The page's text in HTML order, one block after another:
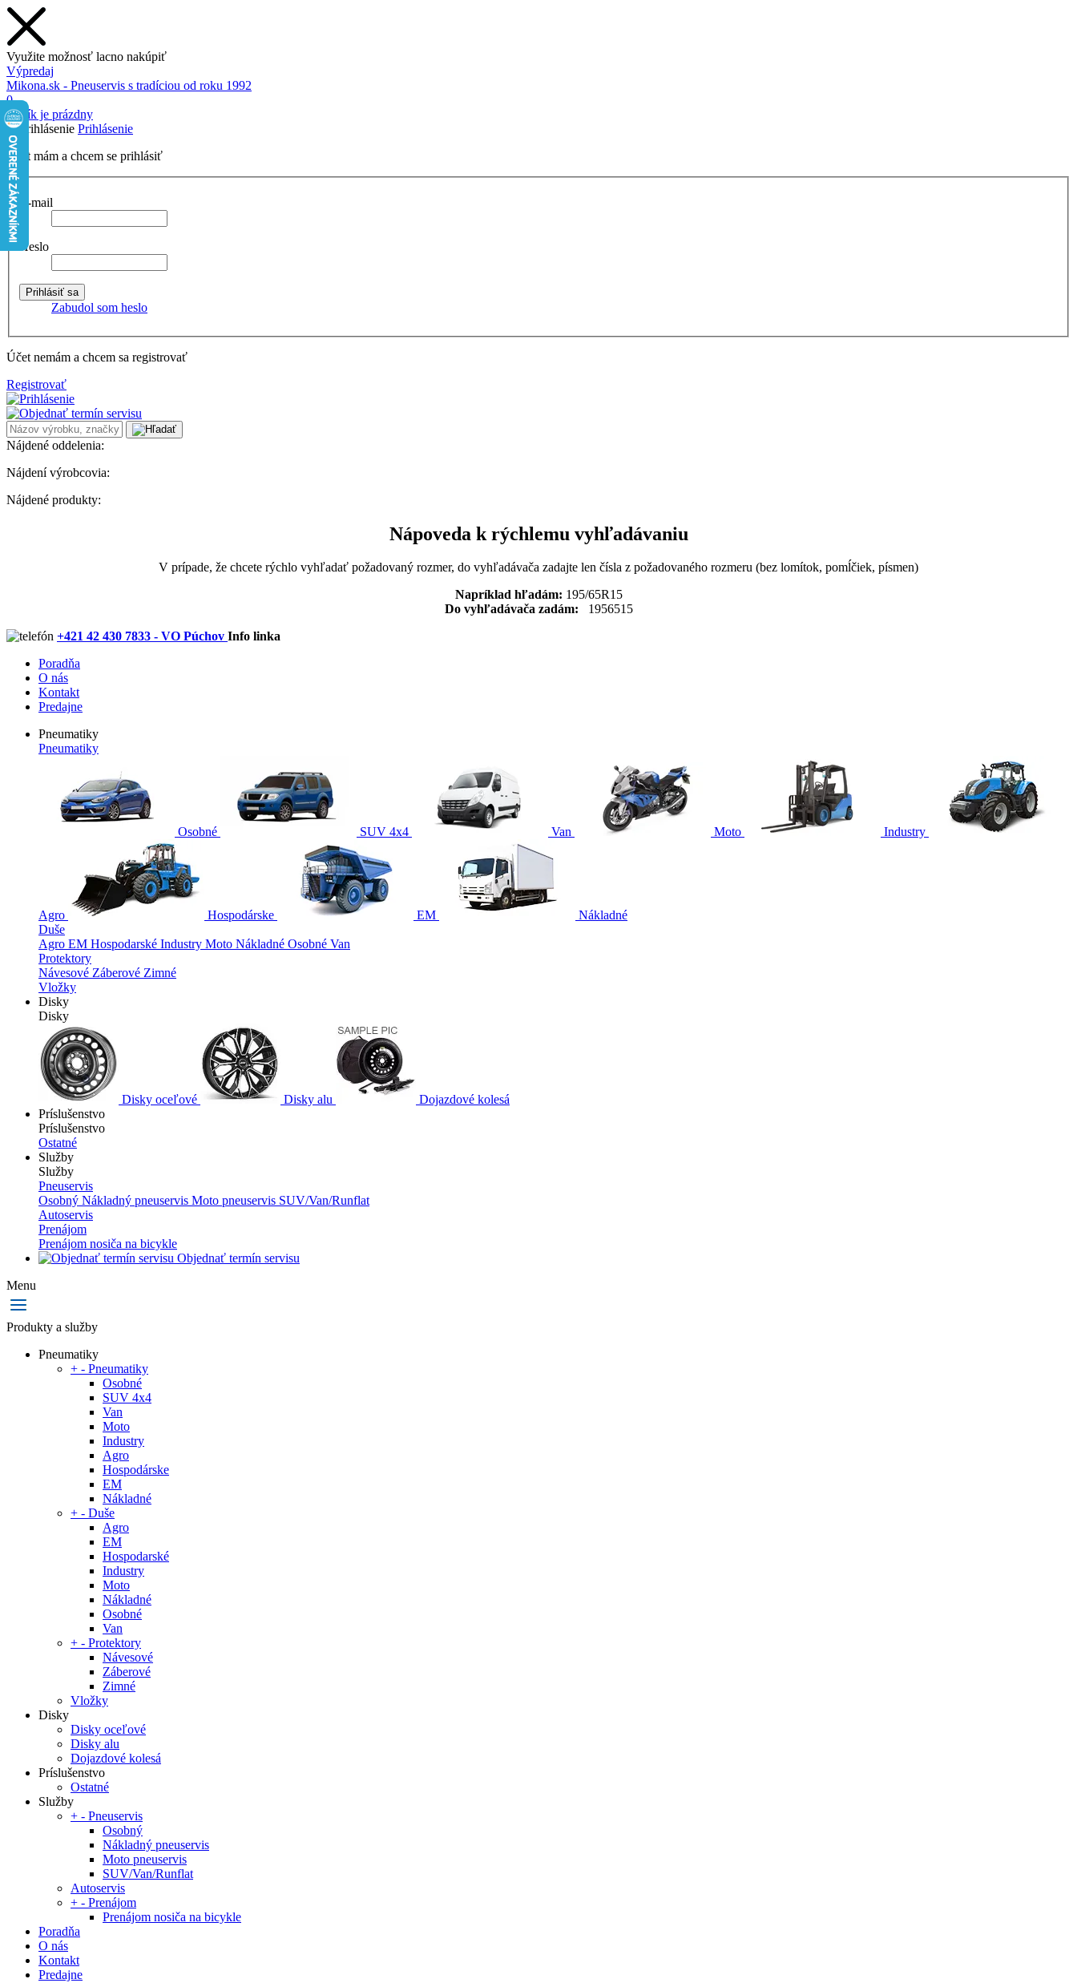
Využite možnosť lacno nakúpiť
Výpredaj
Mikona.sk - Pneuservis s tradíciou od roku 1992
0
Košík je prázdny
Prihlásenie
Účet mám a chcem se prihlásiť
E-mail
Heslo
Zabudol som heslo
Účet nemám a chcem sa registrovať
Registrovať
Nájdené oddelenia:
Nájdení výrobcovia:
Nájdené produkty:
Nápoveda k rýchlemu vyhľadávaniu
V prípade, že chcete rýchlo vyhľadať požadovaný rozmer, do vyhľadávača zadajte len čísla z požadovaného rozmeru (bez lomítok, pomĺčiek, písmen)
Napríklad hľadám: 195/65R15
Do vyhľadávača zadám: 1956515
+421 42 430 7833 - VO Púchov Info linka
Poradňa
O nás
Kontakt
Predajne
Pneumatiky
Pneumatiky
Osobné SUV 4x4 Van Moto Industry
Agro Hospodárske EM
Nákladné
Duše
Agro EM Hospodarské Industry Moto Nákladné Osobné Van
Protektory
Návesové Záberové Zimné
Vložky
Disky
Disky
Disky oceľové Disky alu
Dojazdové kolesá
Príslušenstvo
Príslušenstvo
Ostatné
Služby
Služby
Pneuservis
Osobný Nákladný pneuservis Moto pneuservis SUV/Van/Runflat
Autoservis
Prenájom
Prenájom nosiča na bicykle
Objednať termín servisu
Menu
Produkty a služby
Pneumatiky
+ - Pneumatiky
Osobné
SUV 4x4
Van
Moto
Industry
Agro
Hospodárske
EM
Nákladné
+ - Duše
Agro
EM
Hospodarské
Industry
Moto
Nákladné
Osobné
Van
+ - Protektory
Návesové
Záberové
Zimné
Vložky
Disky
Disky oceľové
Disky alu
Dojazdové kolesá
Príslušenstvo
Ostatné
Služby
+ - Pneuservis
Osobný
Nákladný pneuservis
Moto pneuservis
SUV/Van/Runflat
Autoservis
+ - Prenájom
Prenájom nosiča na bicykle
Poradňa
O nás
Kontakt
Predajne